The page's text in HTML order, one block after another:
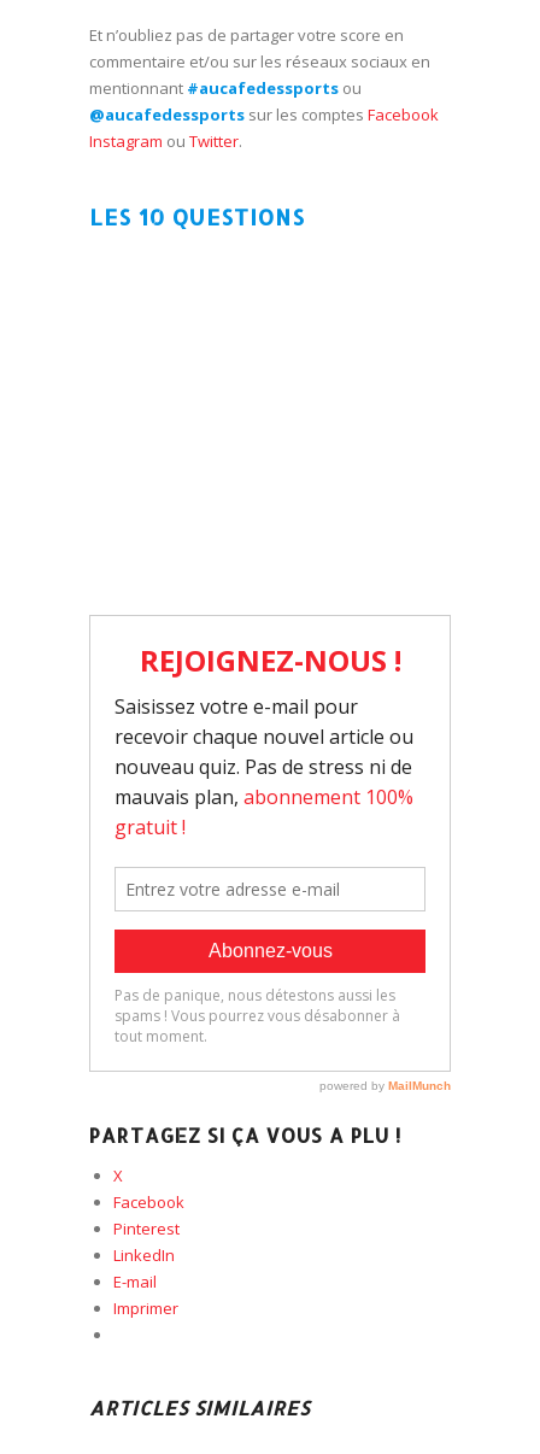
Et n’oubliez pas de partager votre score en
commentaire et/ou sur les réseaux sociaux en
mentionnant #aucafedessports ou
@aucafedessports sur les comptes Facebook
Instagram ou Twitter.
LES 10 QUESTIONS
PARTAGEZ SI ÇA VOUS A PLU !
X
Facebook
Pinterest
LinkedIn
E-mail
Imprimer
ARTICLES SIMILAIRES